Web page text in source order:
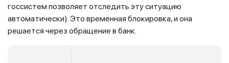
госсистем позволяет отследить эту ситуацию
автоматически). Это временная блокировка, и она
решается через обращение в банк.